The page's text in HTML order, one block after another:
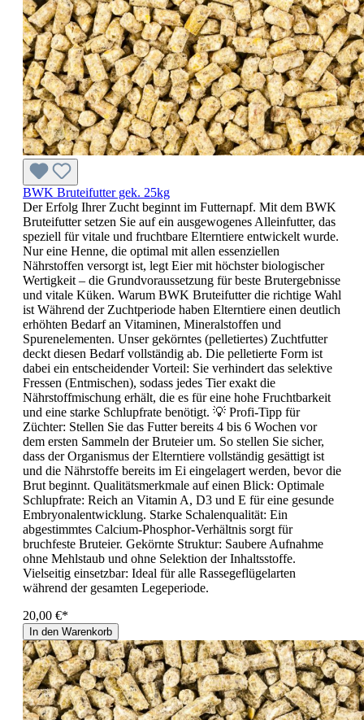
BWK Bruteifutter gek. 25kg
Der Erfolg Ihrer Zucht beginnt im Futternapf. Mit dem BWK
Bruteifutter setzen Sie auf ein ausgewogenes Alleinfutter, das
speziell für vitale und fruchtbare Elterntiere entwickelt wurde.
Nur eine Henne, die optimal mit allen essenziellen
Nährstoffen versorgt ist, legt Eier mit höchster biologischer
Wertigkeit – die Grundvoraussetzung für beste Brutergebnisse
und vitale Küken. Warum BWK Bruteifutter die richtige Wahl
ist Während der Zuchtperiode haben Elterntiere einen deutlich
erhöhten Bedarf an Vitaminen, Mineralstoffen und
Spurenelementen. Unser gekörntes (pelletiertes) Zuchtfutter
deckt diesen Bedarf vollständig ab. Die pelletierte Form ist
dabei ein entscheidender Vorteil: Sie verhindert das selektive
Fressen (Entmischen), sodass jedes Tier exakt die
Nährstoffmischung erhält, die es für eine hohe Fruchtbarkeit
und eine starke Schlupfrate benötigt. 💡 Profi-Tipp für
Züchter: Stellen Sie das Futter bereits 4 bis 6 Wochen vor
dem ersten Sammeln der Bruteier um. So stellen Sie sicher,
dass der Organismus der Elterntiere vollständig gesättigt ist
und die Nährstoffe bereits im Ei eingelagert werden, bevor die
Brut beginnt. Qualitätsmerkmale auf einen Blick: Optimale
Schlupfrate: Reich an Vitamin A, D3 und E für eine gesunde
Embryonalentwicklung. Starke Schalenqualität: Ein
abgestimmtes Calcium-Phosphor-Verhältnis sorgt für
bruchfeste Bruteier. Gekörnte Struktur: Saubere Aufnahme
ohne Mehlstaub und ohne Selektion der Inhaltsstoffe.
Vielseitig einsetzbar: Ideal für alle Rassegeflügelarten
während der gesamten Legeperiode.
20,00 €*
In den Warenkorb